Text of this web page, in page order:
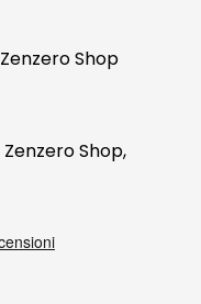
Shop
Shop,